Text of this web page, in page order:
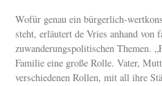
Wofür genau ein bürgerlich-
steht, erläutert de Vries anhand von
zuwanderungspolitischen Themen.
Familie eine große Rolle. Vater,
verschiedenen Rollen, mit all ihre